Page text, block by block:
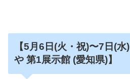
【5月6日 (火・祝)〜7日(水)
や 第1展示館 (愛知県)】